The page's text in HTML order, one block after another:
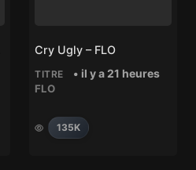
Cry Ugly – FLO
TITRE • il y a 21 heures
FLO
135K